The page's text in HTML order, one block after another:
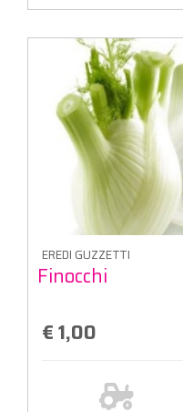
EREDI GUZZETTI
Finocchi
€ 1,00